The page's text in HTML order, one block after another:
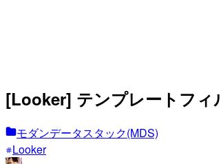
[Looker] テンプレートフ
モダンデータスタック(MDS)
Looker